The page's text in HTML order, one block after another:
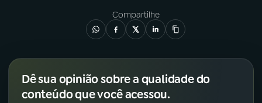
Compartilhe
Dê sua opinião sobre a qualidade do
conteúdo que você acessou.